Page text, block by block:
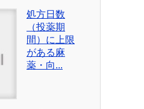
処方日数
（投薬期
間）に上限
がある麻
薬・向...